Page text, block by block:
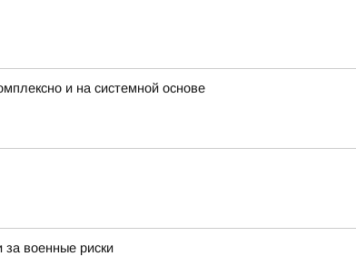
и на системной основе
военные риски